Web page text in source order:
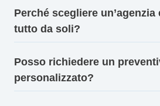
Perché scegliere un’agenzia
tutto da soli?
Posso richiedere un
personalizzato?